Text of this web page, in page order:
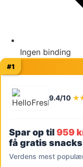
Ingen binding
#1
9.4/10
Spar op til959
få gratis
Verdens mest